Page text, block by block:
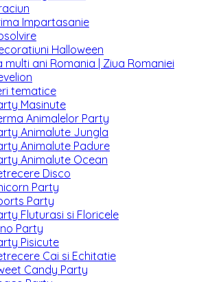
Impartasanie
Halloween
multi ani Romania | Ziua Romaniei
tematice
Masinute
Animalelor Party
Animalute Jungla
Animalute Padure
Animalute Ocean
Disco
Party
Party
Fluturasi si Floricele
Party
Pisicute
Cai si Echitatie
Candy Party